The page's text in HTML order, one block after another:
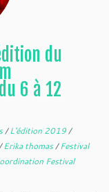
du
6 à 12
/L'édition 2019/
Erika thomas/Festival
Festival